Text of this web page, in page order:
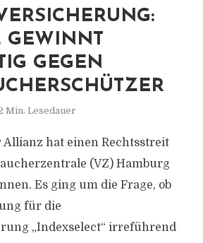
GEGEN
Min. Lesedauer
Allianz hat einen Rechtsstreit
(VZ) Hamburg
Es ging um die Frage, ob
für die
„Indexselect“ irreführend